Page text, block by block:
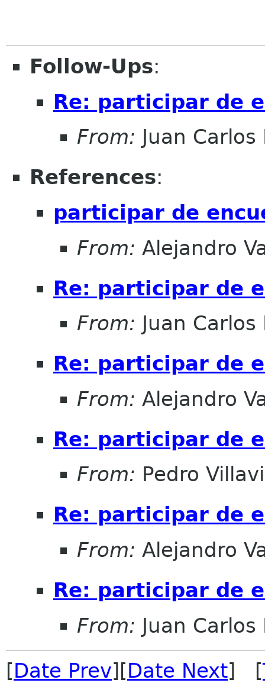
Follow-Ups:
Re: participar de
From: Juan
References:
participar de
From: Alejandro
Re: participar de
From: Juan
Re: participar de
From: Alejandro
Re: participar de
From: Pedro
Re: participar de
From: Alejandro
Re: participar de
From: Juan
[Date Prev][Date Next] [